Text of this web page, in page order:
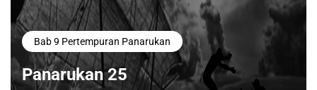
Bab 9 Pertempuran Panarukan
Panarukan 25